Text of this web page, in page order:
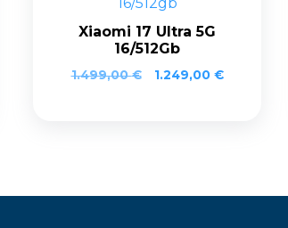
Xiaomi 17 Ultra 5G
16/512Gb
1.499,00€ 1.249,00 €